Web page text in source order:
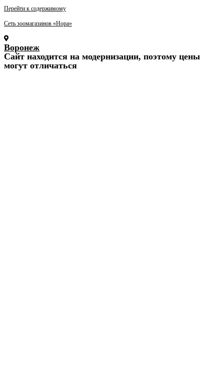
Перейти к содержимому
Сеть зоомагазинов «Нора»
Воронеж
Cайт находится на модернизации, поэтому цены
могут отличаться